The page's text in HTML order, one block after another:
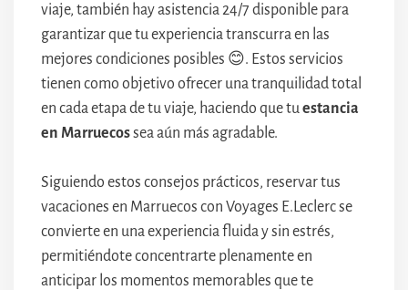
viaje, también hay asistencia 24/7 disponible para
garantizar que tu experiencia transcurra en las
mejores condiciones posibles 😊. Estos servicios
tienen como objetivo ofrecer una tranquilidad total
en cada etapa de tu viaje, haciendo que tuestancia
en Marruecossea aún más agradable.
Siguiendo estos consejos prácticos, reservar tus
vacaciones en Marruecos con Voyages E.Leclerc se
convierte en una experiencia fluida y sin estrés,
permitiéndote concentrarte plenamente en
anticipar los momentos memorables que te